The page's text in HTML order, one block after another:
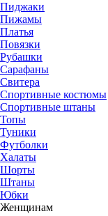
Пиджаки
Пижамы
Платья
Повязки
Рубашки
Сарафаны
Свитера
Спортивные костюмы
Спортивные штаны
Топы
Туники
Футболки
Халаты
Шорты
Штаны
Юбки
Женщинам